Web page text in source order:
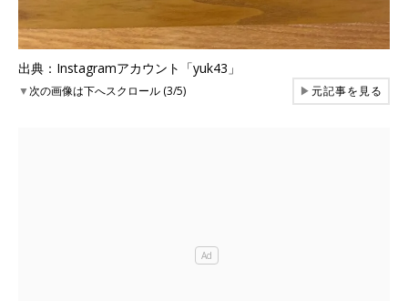
出典：Instagramアカウント「yuk43」
▼次の画像は下へスクロール (3/5) ▶元記事を見る